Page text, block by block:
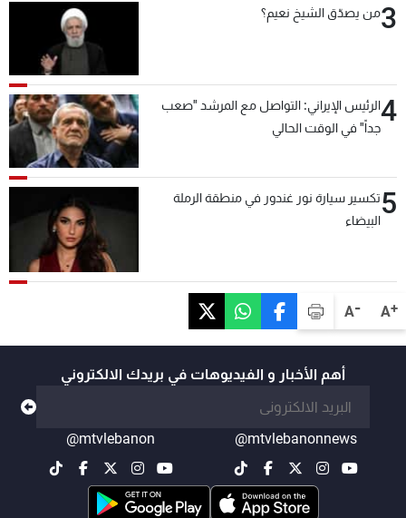
A+
A-
3من يصدّق الشيخ نعيم؟
4الرئيس الإيراني: التواصل مع المرشد "صعب
جداً" في الوقت الحالي
5تكسير سيارة نور غندور في منطقة الرملة
البيضاء
أهم الأخبار و الفيديوهات في بريدك الالكتروني
@mtvlebanonnews
@mtvlebanon